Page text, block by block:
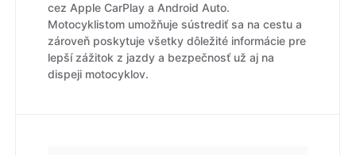
cez Apple CarPlay a Android Auto.
Motocyklistom umožňuje sústrediť sa na cestu a
zároveň poskytuje všetky dôležité informácie pre
lepší zážitok z jazdy a bezpečnosť už aj na
dispeji motocyklov.